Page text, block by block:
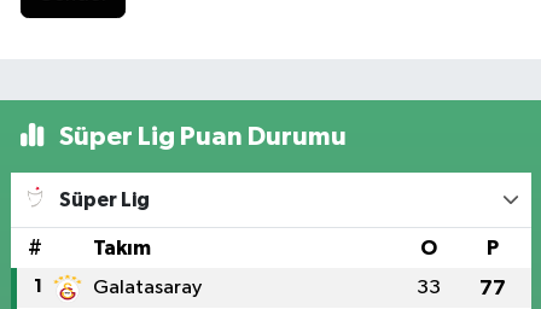
Süper Lig Puan Durumu
Süper Lig
# Takım O P
1 Galatasaray 33 77